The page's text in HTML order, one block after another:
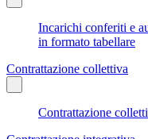
Incarichi conferiti e
in formato tabellare
Contrattazione collettiva
Contrattazione